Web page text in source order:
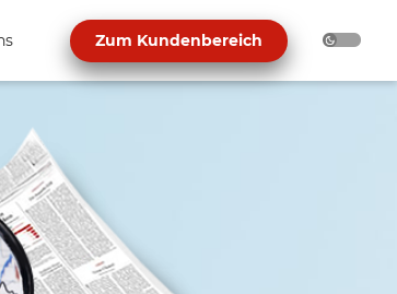
Zum Kundenbereich